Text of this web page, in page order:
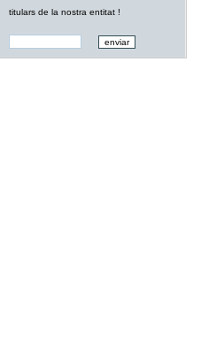
titulars de la nostra entitat !